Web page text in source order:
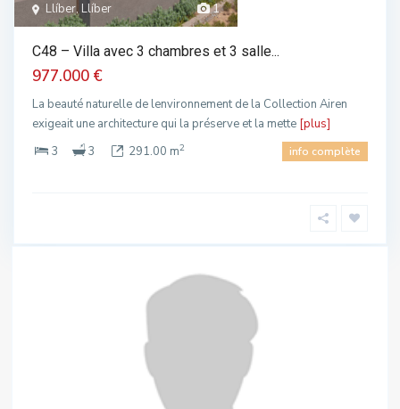
1
Llíber, Llíber
C48 – Villa avec 3 chambres et 3 salle...
977.000 €
La beauté naturelle de lenvironnement de la Collection Airen
exigeait une architecture qui la préserve et la mette [plus]
3
3 291.00 m2 info complète